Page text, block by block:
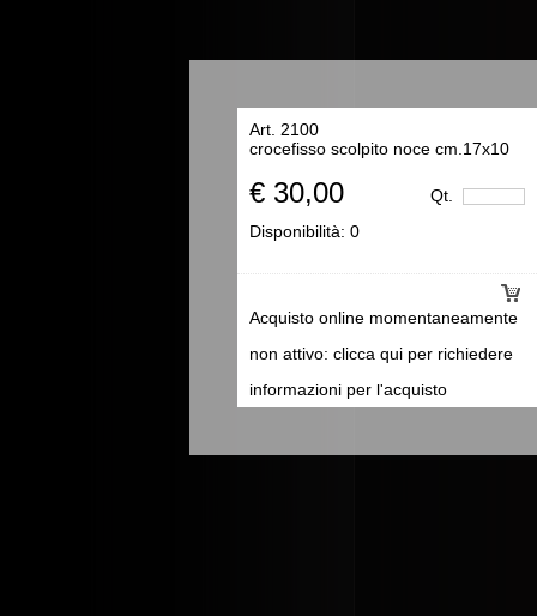
Art. 2100
crocefisso scolpito noce cm.17x10
€ 30,00 Qt.
Acquisto online momentaneamente
non attivo: clicca qui per richiedere
informazioni per l'acquisto
Disponibilità: 0